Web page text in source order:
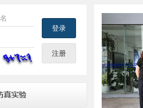
登录
注册
prev